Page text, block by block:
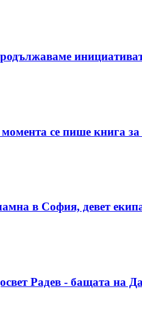
се пише книга
в София, девет
Радев - бащата на